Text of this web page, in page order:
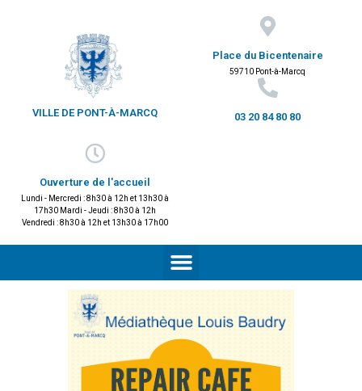
VILLE DE PONT-À-MARCQ
Place du Bicentenaire
59710 Pont-à-Marcq
03 20 84 80 80
Ouverture de l'accueil
Lundi - Mercredi : 8h30 à 12h et 13h30 à
17h30 Mardi - Jeudi : 8h30 à 12h
Vendredi : 8h30 à 12h et 13h30 à 17h00